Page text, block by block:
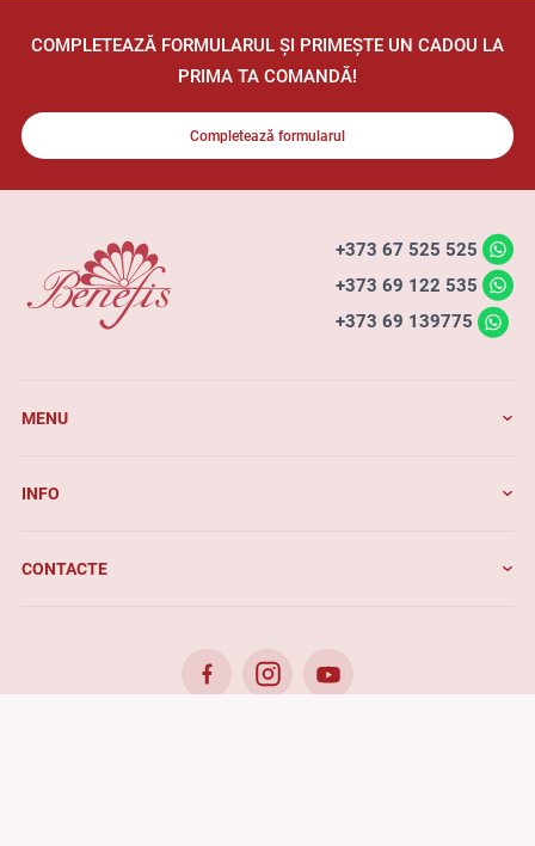
COMPLETEAZĂ FORMULARUL ȘI PRIMEȘTE UN CADOU LA
PRIMA TA COMANDĂ!
Completează formularul
+373 67 525 525
+373 69 122 535
+373 69 139775
MENU
INFO
CONTACTE